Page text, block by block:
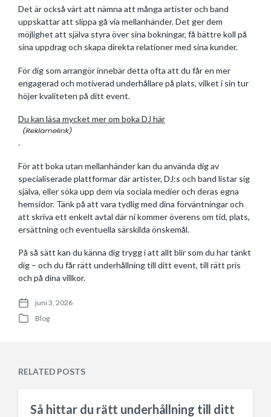
Det är också värt att nämna att många artister och band
uppskattar att slippa gå via mellanhänder. Det ger dem
möjlighet att själva styra över sina bokningar, få bättre koll på
sina uppdrag och skapa direkta relationer med sina kunder.
För dig som arrangör innebär detta ofta att du får en mer
engagerad och motiverad underhållare på plats, vilket i sin tur
höjer kvaliteten på ditt event.
Du kan läsa mycket mer om boka DJ här
.
För att boka utan mellanhänder kan du använda dig av
specialiserade plattformar där artister, DJ:s och band listar sig
själva, eller söka upp dem via sociala medier och deras egna
hemsidor. Tänk på att vara tydlig med dina förväntningar och
att skriva ett enkelt avtal där ni kommer överens om tid, plats,
ersättning och eventuella särskilda önskemål.
På så sätt kan du känna dig trygg i att allt blir som du har tänkt
dig – och du får rätt underhållning till ditt event, till rätt pris
och på dina villkor.
P
t
juni 3, 2026
P
d
Blog
RELATED POSTS
Så hittar du rätt underhållning till ditt